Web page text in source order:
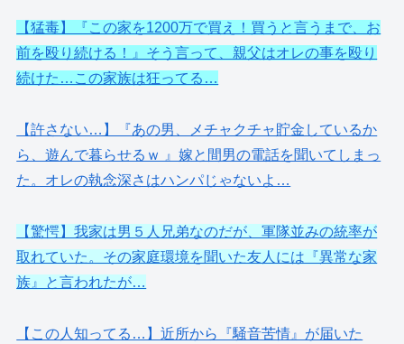
【猛毒】『この家を1200万で買え！買うと言うまで、お
前を殴り続ける！』そう言って、親父はオレの事を殴り
続けた…この家族は狂ってる…
【許さない…】『あの男、メチャクチャ貯金しているか
ら、遊んで暮らせるｗ 』嫁と間男の電話を聞いてしまっ
た。オレの執念深さはハンパじゃないよ…
【驚愕】我家は男５人兄弟なのだが、軍隊並みの統率が
取れていた。その家庭環境を聞いた友人には『異常な家
族』と言われたが…
【この人知ってる…】近所から『騒音苦情』が届いた